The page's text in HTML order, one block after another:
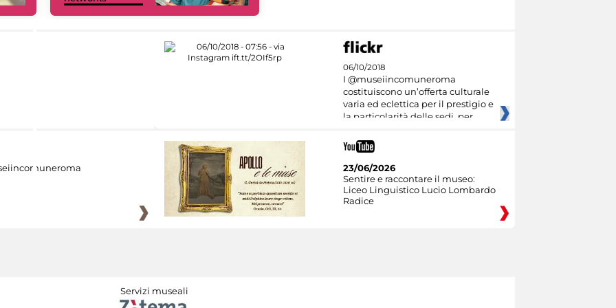
06/10/2018
I @museiincomuneroma
costituiscono un’offerta culturale
varia ed eclettica per il prestigio e
la particolarità delle sedi, per
23/06/2026
Sentire e raccontare il museo:
Liceo Linguistico Lucio Lombardo
Radice
Servizi museali